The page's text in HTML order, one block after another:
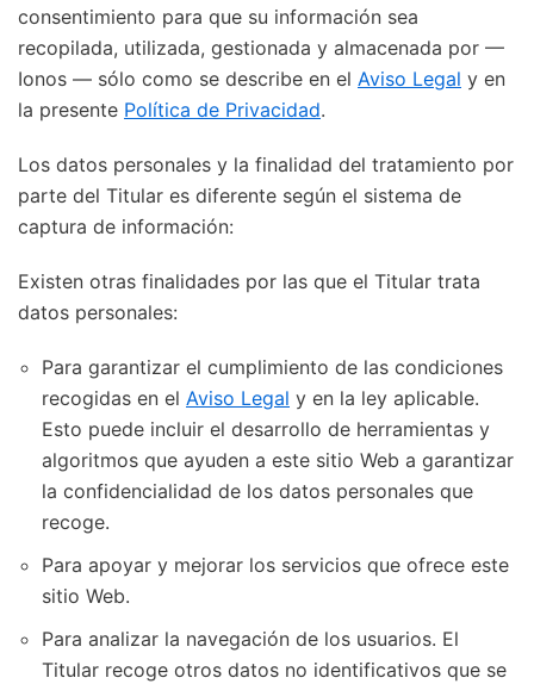
consentimiento para que su información sea
recopilada, utilizada, gestionada y almacenada por —
Ionos — sólo como se describe en el Aviso Legal y en
la presente Política de Privacidad.
Los datos personales y la finalidad del tratamiento por
parte del Titular es diferente según el sistema de
captura de información:
Existen otras finalidades por las que el Titular trata
datos personales:
Para garantizar el cumplimiento de las condiciones
recogidas en el Aviso Legal y en la ley aplicable.
Esto puede incluir el desarrollo de herramientas y
algoritmos que ayuden a este sitio Web a garantizar
la confidencialidad de los datos personales que
recoge.
Para apoyar y mejorar los servicios que ofrece este
sitio Web.
Para analizar la navegación de los usuarios. El
Titular recoge otros datos no identificativos que se